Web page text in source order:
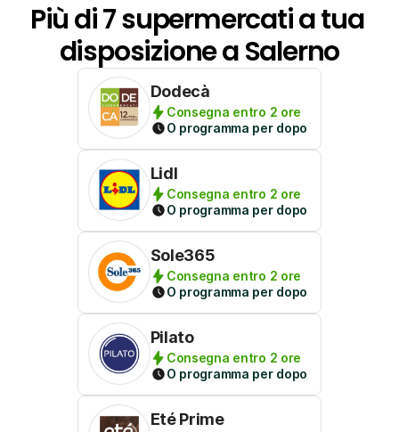
Più di 7 supermercati a tua
disposizione a Salerno
Dodecà
Consegna entro 2 ore
O programma per dopo
Lidl
Consegna entro 2 ore
O programma per dopo
Sole365
Consegna entro 2 ore
O programma per dopo
Pilato
Consegna entro 2 ore
O programma per dopo
Eté Prime